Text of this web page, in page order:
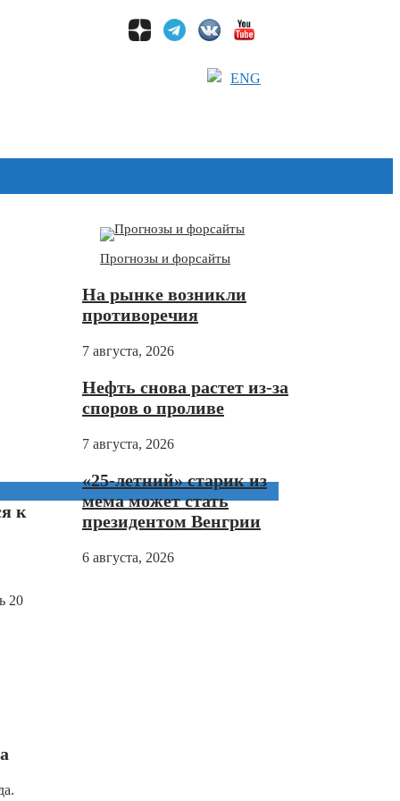
ENG
к
20
Прогнозы и форсайты
На рынке возникли
противоречия
7 августа, 2026
Нефть снова растет из-за
споров о проливе
7 августа, 2026
«25-летний» старик из
мема может стать
президентом Венгрии
6 августа, 2026